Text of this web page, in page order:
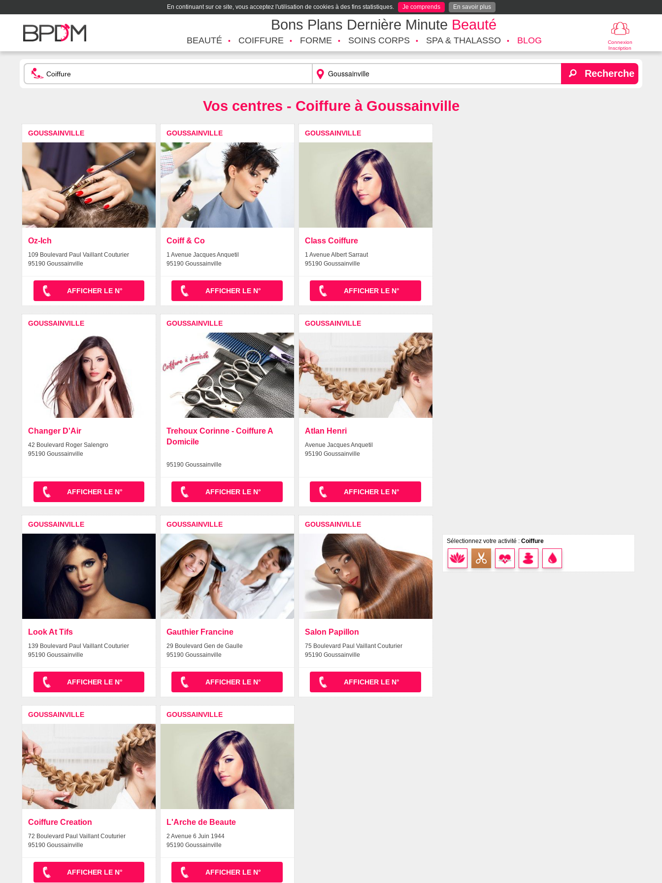
En continuant sur ce site, vous acceptez l'utilisation de cookies à des fins statistiques. Je comprends En savoir plus
Bons Plans Dernière Minute Beauté
Connexion
Inscription
BEAUTÉ COIFFURE FORME SOINS CORPS SPA & THALASSO BLOG
Recherche
Vos centres - Coiffure à Goussainville
Sélectionnez votre activité : Coiffure
GOUSSAINVILLE
Oz-Ich
109 Boulevard Paul Vaillant Couturier
95190 Goussainville
AFFICHER LE N°
GOUSSAINVILLE
Coiff & Co
1 Avenue Jacques Anquetil
95190 Goussainville
AFFICHER LE N°
GOUSSAINVILLE
Class Coiffure
1 Avenue Albert Sarraut
95190 Goussainville
AFFICHER LE N°
GOUSSAINVILLE
Changer D'Air
42 Boulevard Roger Salengro
95190 Goussainville
AFFICHER LE N°
GOUSSAINVILLE
Trehoux Corinne - Coiffure A
Domicile
95190 Goussainville
AFFICHER LE N°
GOUSSAINVILLE
Atlan Henri
Avenue Jacques Anquetil
95190 Goussainville
AFFICHER LE N°
GOUSSAINVILLE
Look At Tifs
139 Boulevard Paul Vaillant Couturier
95190 Goussainville
AFFICHER LE N°
GOUSSAINVILLE
Gauthier Francine
29 Boulevard Gen de Gaulle
95190 Goussainville
AFFICHER LE N°
GOUSSAINVILLE
Salon Papillon
75 Boulevard Paul Vaillant Couturier
95190 Goussainville
AFFICHER LE N°
GOUSSAINVILLE
Coiffure Creation
72 Boulevard Paul Vaillant Couturier
95190 Goussainville
AFFICHER LE N°
GOUSSAINVILLE
L'Arche de Beaute
2 Avenue 6 Juin 1944
95190 Goussainville
AFFICHER LE N°